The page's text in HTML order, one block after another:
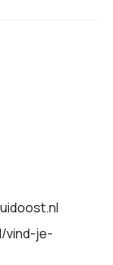
vind-je-